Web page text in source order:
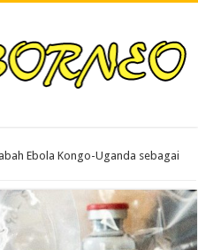
Ebola Kongo-Uganda sebagai